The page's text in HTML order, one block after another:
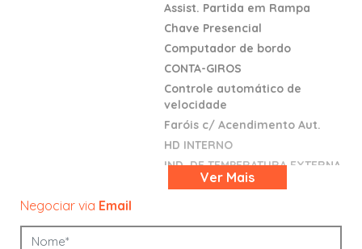
Assist. Partida em Rampa
Chave Presencial
Computador de bordo
CONTA-GIROS
Controle automático de
velocidade
Faróis c/ Acendimento Aut.
HD INTERNO
IND. DE TEMPERATURA EXTERNA
Limp. Para-Brisa Aut
Ver Mais
Negociar via Email